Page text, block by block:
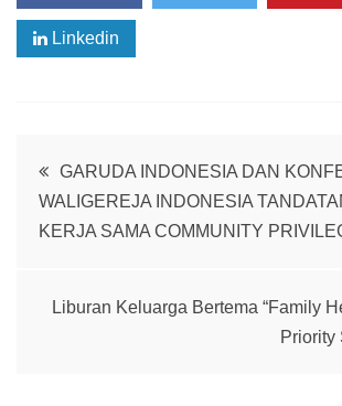
Linkedin
Post
navigation
GARUDA INDONESIA DAN
WALIGEREJA INDONESIA
KERJA SAMA COMMUNITY
Liburan Keluarga Bertema “Family
Priority